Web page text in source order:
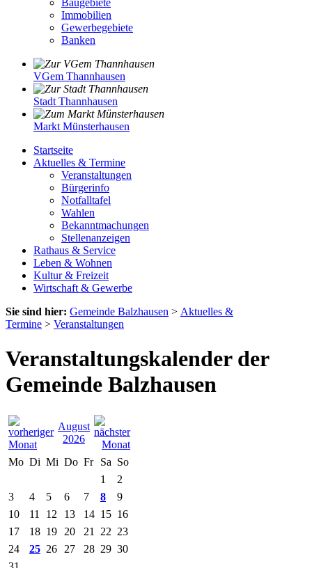
Baugebiete
Immobilien
Gewerbegebiete
Banken
VGem Thannhausen
Stadt Thannhausen
Markt Münsterhausen
Startseite
Aktuelles & Termine
Veranstaltungen
Bürgerinfo
Notfalltafel
Wahlen
Bekanntmachungen
Stellenanzeigen
Rathaus & Service
Leben & Wohnen
Kultur & Freizeit
Wirtschaft & Gewerbe
Sie sind hier: Gemeinde Balzhausen > Aktuelles &
Termine > Veranstaltungen
Veranstaltungskalender der
Gemeinde Balzhausen
August
2026
Mo Di Mi Do Fr Sa So
1
2
3
4 5 6 7 8
9
10
11 12 13 14 15 16
17
18 19 20 21 22 23
24
25 26 27 28 29 30